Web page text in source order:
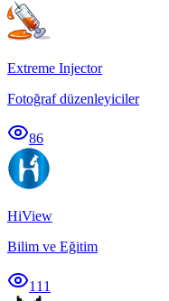
Extreme Injector
Fotoğraf düzenleyiciler
86
HiView
Bilim ve Eğitim
111